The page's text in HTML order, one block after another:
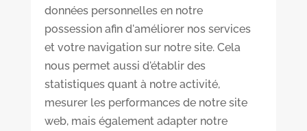
données personnelles en notre
possession afin d'améliorer nos services
et votre navigation sur notre site. Cela
nous permet aussi d'établir des
statistiques quant à notre activité,
mesurer les performances de notre site
web, mais également adapter notre